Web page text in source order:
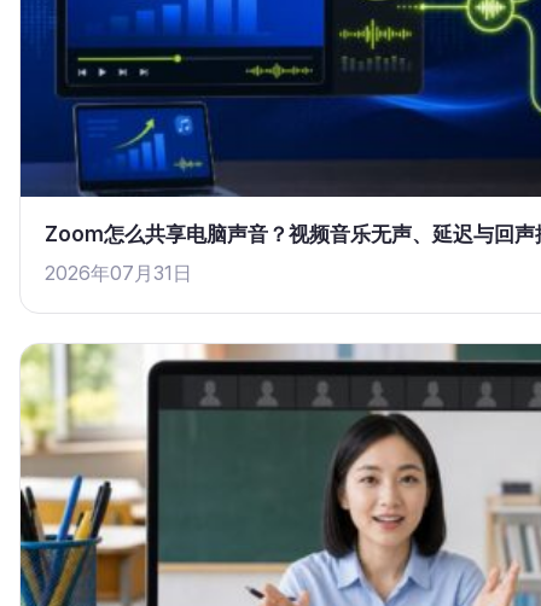
Zoom怎么共享电脑声音？视频音乐无声、延迟与回声
2026年07月31日